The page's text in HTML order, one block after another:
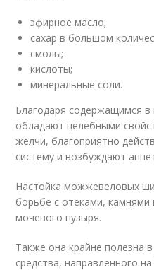
эфирное масло;
сахар в большом
смолы;
кислоты;
минеральные соли.
Благодаря содержащимся
обладают целебными
желчи, благоприятно
систему и возбуждают
Настойка можжевеловых
борьбе с отеками, камнями
мочевого пузыря.
Также она крайне полезна
средства, направленного